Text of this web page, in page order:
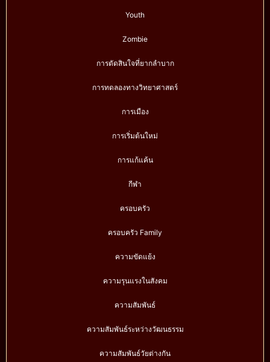
Youth
Zombie
การตัดสินใจที่ยากลำบาก
การทดลองทางวิทยาศาสตร์
การเมือง
การเริ่มต้นใหม่
การแก้แค้น
กีฬา
ครอบครัว
ครอบครัว Family
ความขัดแย้ง
ความรุนแรงในสังคม
ความสัมพันธ์
ความสัมพันธ์ระหว่างวัฒนธรรม
ความสัมพันธ์วัยต่างกัน